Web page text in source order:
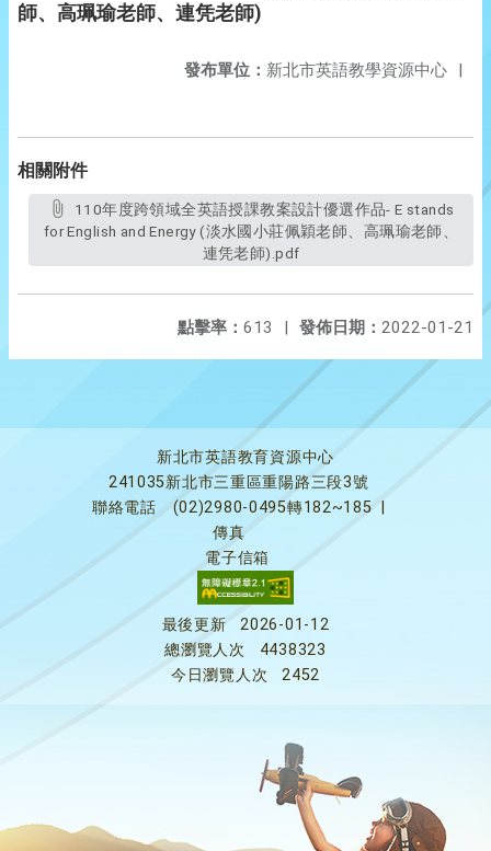
師、高珮瑜老師、連凭老師)
發布單位： 新北市英語教學資源中心 |
相關附件
for English and Energy (淡水國小莊佩穎老師、高珮瑜老師、
連凭老師).pdf
發佈日期： 2022-01-21
點擊率： 613 |
新北市英語教育資源中心
241035新北市三重區重陽路三段3號
聯絡電話
(02)2980-0495轉182~185
傳真
電子信箱
最後更新
2026-01-12
總瀏覽人次
4438323
今日瀏覽人次
2452